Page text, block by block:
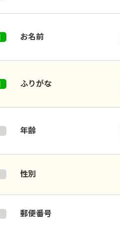
お名前
ふりがな
年齢
性別
郵便番号